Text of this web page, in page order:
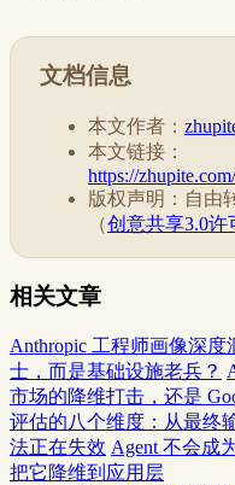
文档信息
本文作者：
本文链接：
https://
版权声明：自由
（创意共享3.0许
相关文章
Anthropic 工程师画像深
士，而是基础设施老兵？
市场的降维打击，还是
评估的八个维度：从最终
法正在失效 Agent 不会成
把它降维到应用层